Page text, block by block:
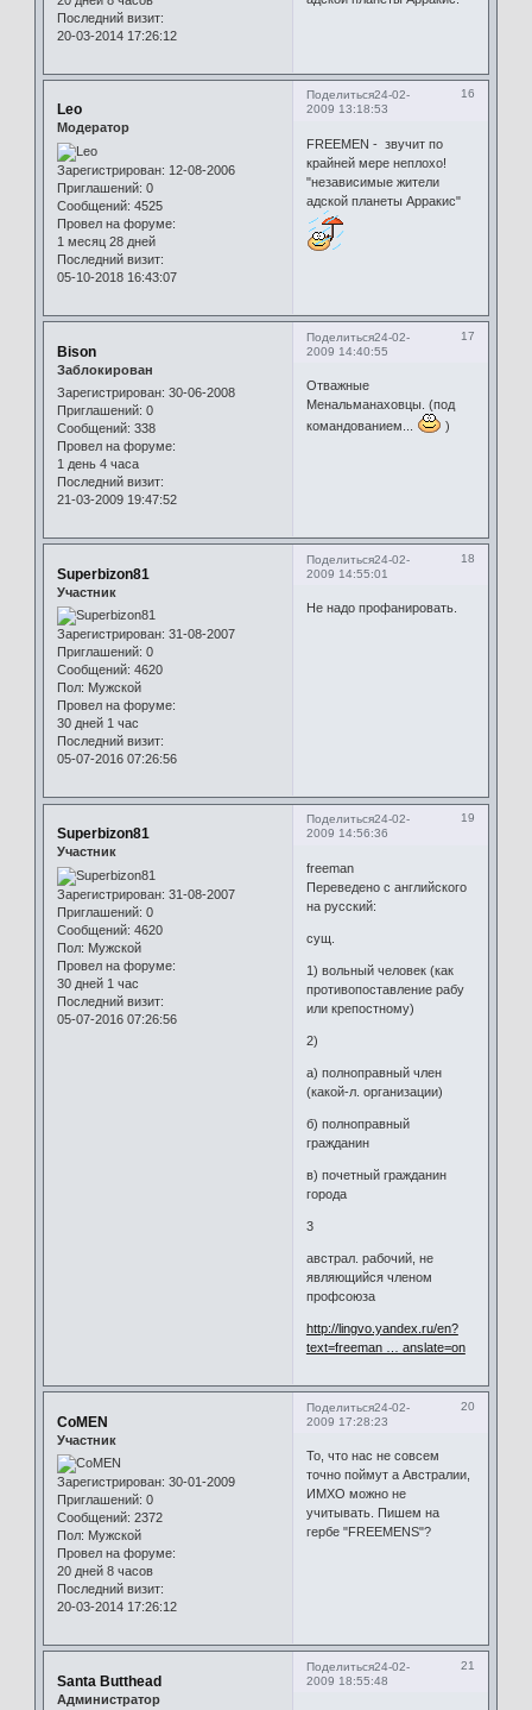
Последний визит:
20-03-2014 17:26:12
Поделиться 16
24-02-
2009 13:18:53
Leo
Модератор
Зарегистрирован: 12-08-2006
Приглашений: 0
Сообщений: 4525
Провел на форуме:
1 месяц 28 дней
Последний визит:
05-10-2018 16:43:07
FREEMEN - звучит по
крайней мере неплохо!
"независимые жители
адской планеты Арракис"
Поделиться 17
24-02-
2009 14:40:55
Bison
Заблокирован
Зарегистрирован: 30-06-2008
Приглашений: 0
Сообщений: 338
Провел на форуме:
1 день 4 часа
Последний визит:
21-03-2009 19:47:52
Отважные
Менальманаховцы. (под
командованием...
)
Поделиться 18
24-02-
2009 14:55:01
Superbizon81
Участник
Зарегистрирован: 31-08-2007
Приглашений: 0
Сообщений: 4620
Пол: Мужской
Провел на форуме:
30 дней 1 час
Последний визит:
05-07-2016 07:26:56
Не надо профанировать.
Поделиться 19
24-02-
2009 14:56:36
Superbizon81
Участник
Зарегистрирован: 31-08-2007
Приглашений: 0
Сообщений: 4620
Пол: Мужской
Провел на форуме:
30 дней 1 час
Последний визит:
05-07-2016 07:26:56
freeman
Переведено с английского
на русский:
сущ.
1) вольный человек (как
противопоставление рабу
или крепостному)
2)
а) полноправный член
(какой-л. организации)
б) полноправный
гражданин
в) почетный гражданин
города
3
австрал. рабочий, не
являющийся членом
профсоюза
http://lingvo.yandex.ru/en?
text=freeman … anslate=on
Поделиться 20
24-02-
2009 17:28:23
CoMEN
Участник
Зарегистрирован: 30-01-2009
Приглашений: 0
Сообщений: 2372
Пол: Мужской
Провел на форуме:
20 дней 8 часов
Последний визит:
20-03-2014 17:26:12
То, что нас не совсем
точно поймут а Австралии,
ИМХО можно не
учитывать. Пишем на
гербе "FREEMENS"?
Поделиться 21
24-02-
2009 18:55:48
Santa Butthead
Администратор